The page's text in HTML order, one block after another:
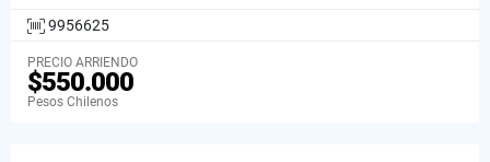
9956625
PRECIO ARRIENDO
$550.000
Pesos Chilenos